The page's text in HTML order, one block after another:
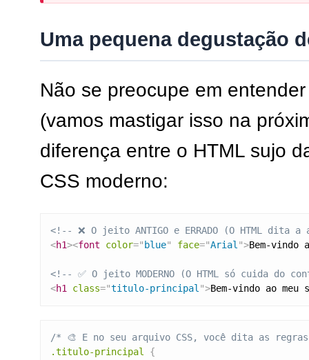
Uma pequena degustação
Não se preocupe em
(vamos mastigar isso na
diferença entre o HTML sujo
CSS moderno:
<!-- ❌ O jeito ANTIGO e ERRADO (O HTML dita
<h1><font color=" blue" face="Arial ">Bem-vindo
<!-- ✅ O jeito MODERNO (O HTML só cuida do
<h1 class="titulo-principal ">Bem-vindo ao meu
/* 🎨 E no seu arquivo CSS, você dita as
.titulo-principal
{